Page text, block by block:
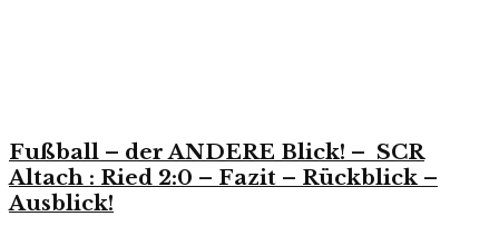
Fußball – der ANDERE Blick! – SCR
Altach : Ried 2:0 – Fazit – Rückblick –
Ausblick!